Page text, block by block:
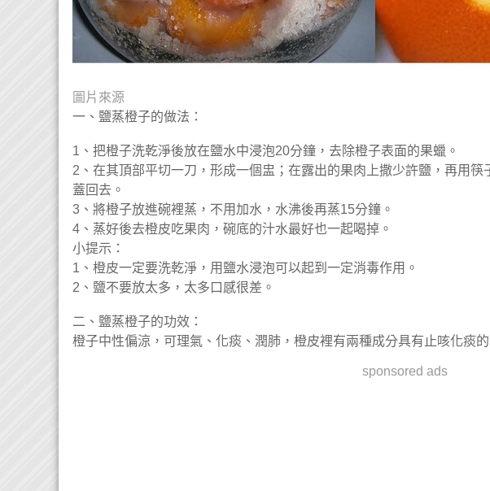
圖片來源
一、鹽蒸橙子的做法：
1、把橙子洗乾淨後放在鹽水中浸泡20分鐘，去除橙子表面的果蠟。
2、在其頂部平切一刀，形成一個盅；在露出的果肉上撒少許鹽，再用
蓋回去。
3、將橙子放進碗裡蒸，不用加水，水沸後再蒸15分鐘。
4、蒸好後去橙皮吃果肉，碗底的汁水最好也一起喝掉。
小提示：
1、橙皮一定要洗乾淨，用鹽水浸泡可以起到一定消毒作用。
2、鹽不要放太多，太多口感很差。
二、鹽蒸橙子的功效：
橙子中性偏涼，可理氣、化痰、潤肺，橙皮裡有兩種成分具有止咳化痰
sponsored ads